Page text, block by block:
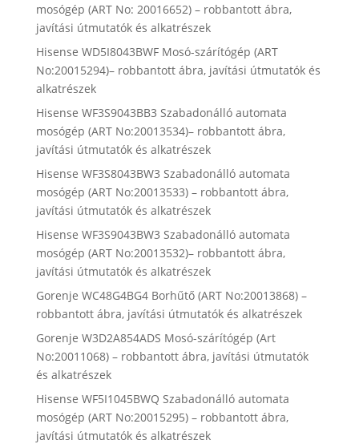
mosógép (ART No: 20016652) – robbantott ábra,
javítási útmutatók és alkatrészek
Hisense WD5I8043BWF Mosó-szárítógép (ART
No:20015294)– robbantott ábra, javítási útmutatók és
alkatrészek
Hisense WF3S9043BB3 Szabadonálló automata
mosógép (ART No:20013534)– robbantott ábra,
javítási útmutatók és alkatrészek
Hisense WF3S8043BW3 Szabadonálló automata
mosógép (ART No:20013533) – robbantott ábra,
javítási útmutatók és alkatrészek
Hisense WF3S9043BW3 Szabadonálló automata
mosógép (ART No:20013532)– robbantott ábra,
javítási útmutatók és alkatrészek
Gorenje WC48G4BG4 Borhűtő (ART No:20013868) –
robbantott ábra, javítási útmutatók és alkatrészek
Gorenje W3D2A854ADS Mosó-szárítógép (Art
No:20011068) – robbantott ábra, javítási útmutatók
és alkatrészek
Hisense WF5I1045BWQ Szabadonálló automata
mosógép (ART No:20015295) – robbantott ábra,
javítási útmutatók és alkatrészek